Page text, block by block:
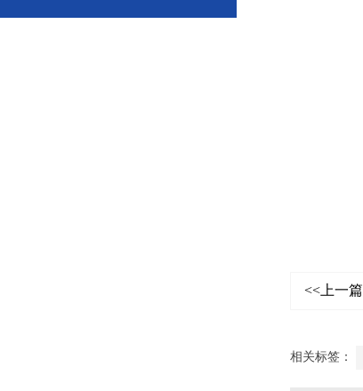
<<上一篇
相关标签：